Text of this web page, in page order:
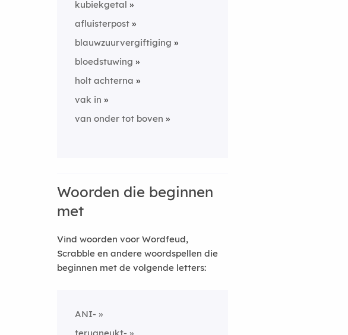
kubiekgetal
afluisterpost
blauwzuurvergiftiging
bloedstuwing
holt achterna
vak in
van onder tot boven
Woorden die beginnen
met
Vind woorden voor Wordfeud,
Scrabble en andere woordspellen die
beginnen met de volgende letters:
ANI-